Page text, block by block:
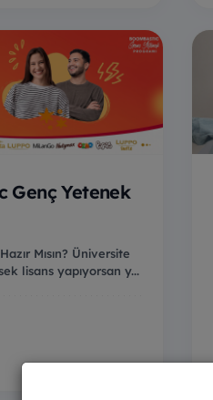
Genç Yetenek
Mısın? Üniversite
lisans yapıyorsan y...